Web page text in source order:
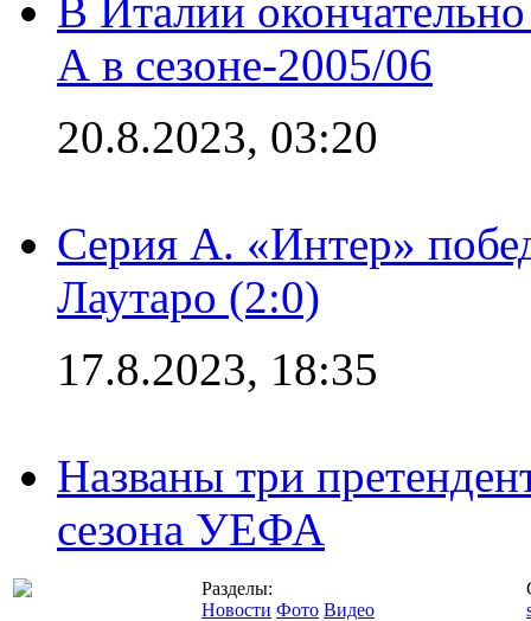
В Италии
А в сезоне-2005/06
20.8.2023, 03:20
Серия А. «Интер»
Лаутаро (2:0)
17.8.2023, 18:35
Названы три
сезона УЕФА
Разделы:
Новости Фото Видео